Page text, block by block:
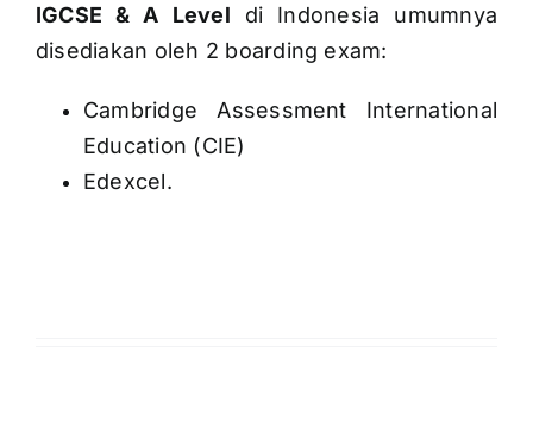
IGCSE & A Level di Indonesia umumnya
disediakan oleh 2 boarding exam:
Cambridge Assessment International
Education (CIE)
Edexcel.